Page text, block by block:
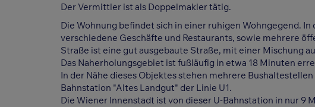
Der Vermittler ist als Doppelmakler tätig.
Die Wohnung befindet sich in einer ruhigen Wohngegend.
verschiedene Geschäfte und Restaurants, sowie mehrere
Straße ist eine gut ausgebaute Straße, mit einer Mischung
Das Naherholungsgebiet ist fußläufig in etwa 18 Minuten
In der Nähe dieses Objektes stehen mehrere
Bahnstation "Altes Landgut" der Linie U1.
Die Wiener Innenstadt ist von dieser U-Bahnstation in nur 9